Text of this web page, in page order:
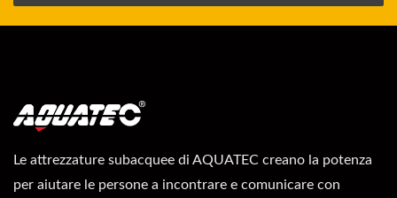
Le attrezzature subacquee di AQUATEC creano la potenza
per aiutare le persone a incontrare e comunicare con